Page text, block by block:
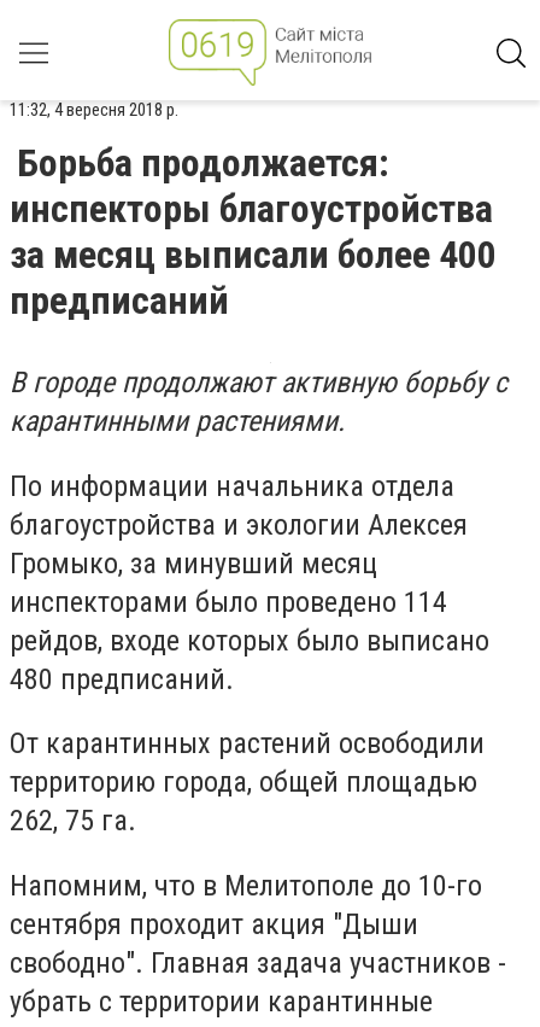
11:32, 4 вересня 2018 р.
Борьба продолжается:
инспекторы благоустройства
за месяц выписали более 400
предписаний
В городе продолжают активную борьбу с
карантинными растениями.
По информации начальника отдела
благоустройства и экологии Алексея
Громыко, за минувший месяц
инспекторами было проведено 114
рейдов, входе которых было выписано
480 предписаний.
От карантинных растений освободили
территорию города, общей площадью
262, 75 га.
Напомним, что в Мелитополе до 10-го
сентября проходит акция "Дыши
свободно". Главная задача участников -
убрать с территории карантинные